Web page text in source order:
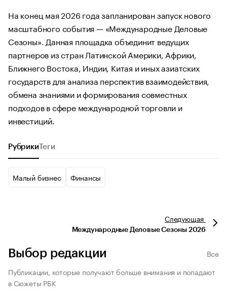
На конец мая 2026 года запланирован запуск нового
масштабного события — «Международные Деловые
Сезоны». Данная площадка объединит ведущих
партнеров из стран Латинской Америки, Африки,
Ближнего Востока, Индии, Китая и иных азиатских
государств для анализа перспектив взаимодействия,
обмена знаниями и формирования совместных
подходов в сфере международной торговли и
инвестиций.
Рубрики Теги
Малый бизнес Финансы
Следующая
Международные Деловые Сезоны 2026
Выбор редакции
Все
Публикации, которые получают больше внимания и попадают
в Сюжеты РБК